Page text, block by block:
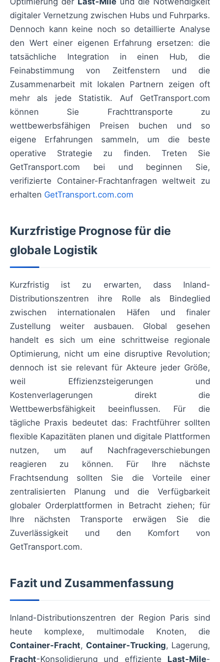
digitaler Vernetzung zwischen Hubs und Fuhrparks.
Dennoch kann keine noch so detaillierte Analyse
den Wert einer eigenen Erfahrung ersetzen: die
tatsächliche Integration in einen Hub, die
Feinabstimmung von Zeitfenstern und die
Zusammenarbeit mit lokalen Partnern zeigen oft
mehr als jede Statistik. Auf GetTransport.com
können Sie Frachttransporte zu
wettbewerbsfähigen Preisen buchen und so
eigene Erfahrungen sammeln, um die beste
operative Strategie zu finden. Treten Sie
GetTransport.com bei und beginnen Sie,
verifizierte Container-Frachtanfragen weltweit zu
erhalten GetTransport.com.com
Kurzfristige Prognose für die
globale Logistik
Kurzfristig ist zu erwarten, dass Inland-
Distributionszentren ihre Rolle als Bindeglied
zwischen internationalen Häfen und finaler
Zustellung weiter ausbauen. Global gesehen
handelt es sich um eine schrittweise regionale
Optimierung, nicht um eine disruptive Revolution;
dennoch ist sie relevant für Akteure jeder Größe,
weil Effizienzsteigerungen und
Kostenverlagerungen direkt die
Wettbewerbsfähigkeit beeinflussen. Für die
tägliche Praxis bedeutet das: Frachtführer sollten
flexible Kapazitäten planen und digitale Plattformen
nutzen, um auf Nachfrageverschiebungen
reagieren zu können. Für Ihre nächste
Frachtsendung sollten Sie die Vorteile einer
zentralisierten Planung und die Verfügbarkeit
globaler Orderplattformen in Betracht ziehen; für
Ihre nächsten Transporte erwägen Sie die
Zuverlässigkeit und den Komfort von
GetTransport.com.
Fazit und Zusammenfassung
Inland-Distributionszentren der Region Paris sind
heute komplexe, multimodale Knoten, die
Container-Fracht, Container-Trucking, Lagerung,
Fracht-Konsolidierung und effiziente Last-Mile-